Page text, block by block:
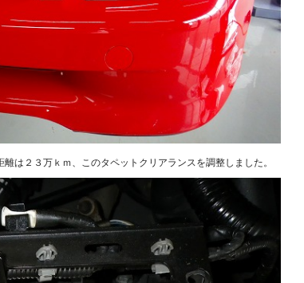
は２３万ｋｍ、このタペットクリアランスを調整しました。